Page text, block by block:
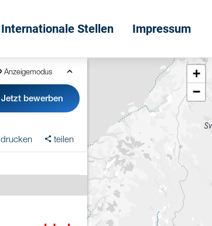
Internationale Stellen Impressum
Anzeigemodus
Jetzt bewerben
drucken teilen
+
−